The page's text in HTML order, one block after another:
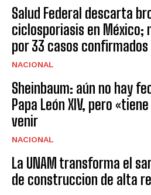
Salud Federal descarta
ciclosporiasis en México;
por 33 casos confirmados
NACIONAL
Sheinbaum: aún no hay
Papa León XIV, pero
venir
NACIONAL
La UNAM transforma el
de construccion de alta